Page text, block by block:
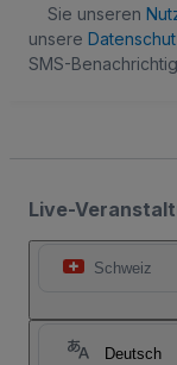
Sie unseren
unsere
SMS-
Live-
Schweiz
Deutsch